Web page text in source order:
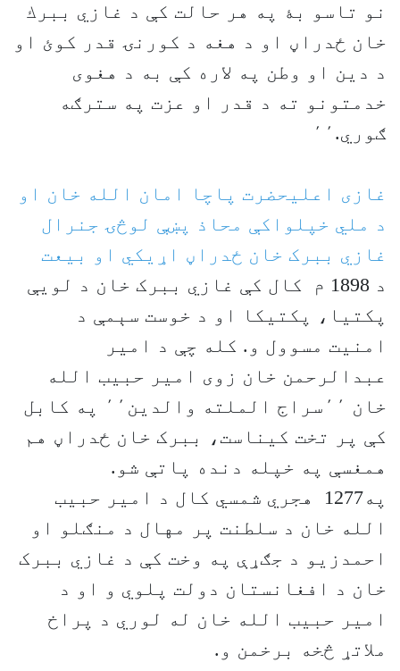
نو تاسو بۀ په هر حالت كې د غازي ببرك
خان ځدراڼ او د هغه د كورنۍ قدر كوئ او
د دين او وطن په لاره كې به د هغوى
خدمتونو ته د قدر او عزت په سترګه
ګوري.٬٬
غازی اعلیحضرت پاچا امان الله خان او
د ملي خپلواکې محاذ پښې لوڅۍ جنرال
غازي ببرک خان ځدراڼ اړیکي او بیعت
د 1898 م کال کې غازي ببرک خان د لویې
پکتیا، پکتیکا او د خوست سېمې د
امنیت مسوول و. کله چې د امیر
عبدالرحمن خان زوی امیر حبیب الله
خان ٬٬سراج الملته والدین٬٬ په کابل
کې پر تخت کیناست، ببرک خان ځدراڼ هم
همغسې په خپله دنده پاتې شو.
په1277 هجري شمسي کال د امیر حبیب
الله خان د سلطنت پر مهال د منګلو او
احمدزیو د جګړې په وخت کې د غازي ببرک
خان د افغانستان دولت پلوي و او د
امیر حبیب الله خان له لوري د پراخ
ملاتړ څخه برخمن و.